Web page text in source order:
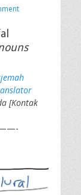
[Kontak